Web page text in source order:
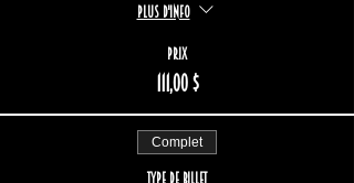
Plus d'info
Prix
111,00 $
Complet
Type de billet